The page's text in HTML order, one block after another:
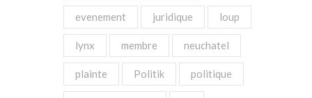
evenement juridique loup
lynx membre neuchatel
plainte Politik politique